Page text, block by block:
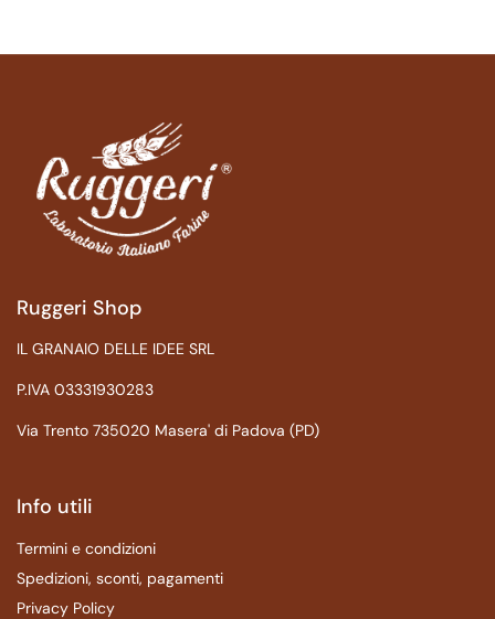
Ruggeri Shop
IL GRANAIO DELLE IDEE SRL
P.IVA 03331930283
Via Trento 735020 Masera' di Padova (PD)
Info utili
Termini e condizioni
Spedizioni, sconti, pagamenti
Privacy Policy